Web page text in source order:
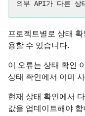
프로젝트별로 상태
용할 수 있습니다.
이 오류는 상태 확인
상태 확인에서 이미
현재 상태 확인에서
값을 업데이트해야 합